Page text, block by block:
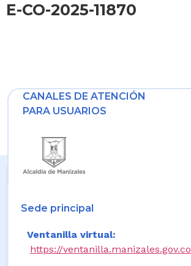
E-CO-2025-11870
CANALES DE ATENCIÓN
PARA USUARIOS
Sede principal
Ventanilla virtual:
https://ventanilla.manizales.gov.co